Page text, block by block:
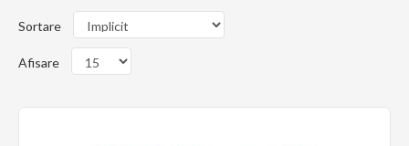
Sortare
Afisare